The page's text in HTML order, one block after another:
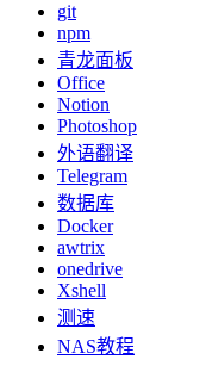
git
npm
青龙面板
Office
Notion
Photoshop
外语翻译
Telegram
数据库
Docker
awtrix
onedrive
Xshell
测速
NAS教程